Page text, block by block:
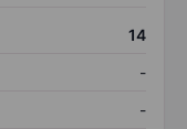
14
-
-